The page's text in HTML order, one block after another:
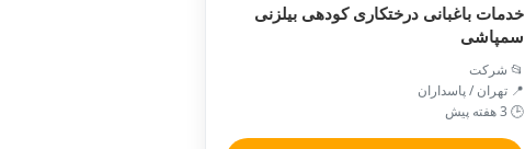
خدمات باغبانی درختکاری کودهی بیلزنی
سمپاشی
📂 شرکت
📍 تهران / پاسداران
🕒 3 هفته پیش